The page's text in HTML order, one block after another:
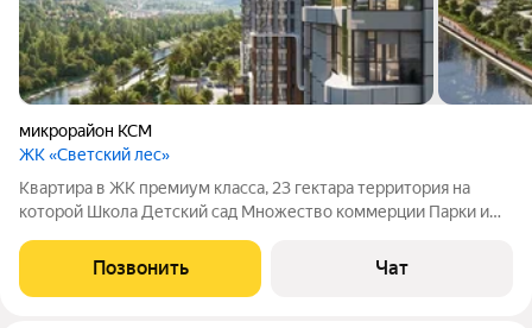
микрорайон КСМ
ЖК «Светский лес»
Квартира в ЖК премиум класса, 23 гектара территория на
которой Школа Детский сад Множество коммерции Парки и
Площади от 29 м2 полноценная однокомнатная Любые виды
ипотек Военная Льготная Траншевая
Позвонить Чат